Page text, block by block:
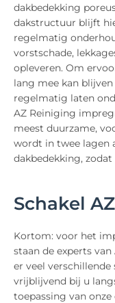
dakbedekking
dakstructuur blijft
regelmatig
vorstschade,
opleveren. Om
lang mee kan
regelmatig laten
AZ Reiniging
meest duurzame,
wordt in twee lagen
dakbedekking,
Schakel
Kortom: voor het
staan de experts
er veel
vrijblijvend bij u
toepassing van